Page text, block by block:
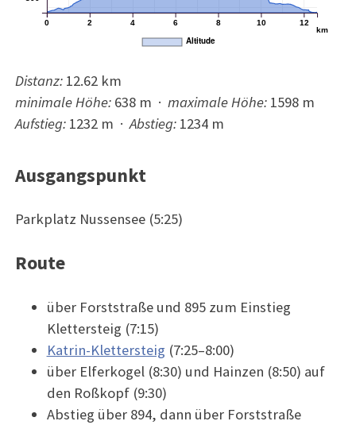
0 2 4 6 8 10 12
km
Altitude
Distanz: 12.62 km
minimale Höhe: 638 m · maximale Höhe: 1598 m
Aufstieg: 1232 m ·Abstieg: 1234 m
Ausgangspunkt
Parkplatz Nussensee (5:25)
Route
über Forststraße und 895 zum Einstieg
Klettersteig (7:15)
Katrin-Klettersteig (7:25–8:00)
über Elferkogel (8:30) und Hainzen (8:50) auf
den Roßkopf (9:30)
Abstieg über 894, dann über Forststraße